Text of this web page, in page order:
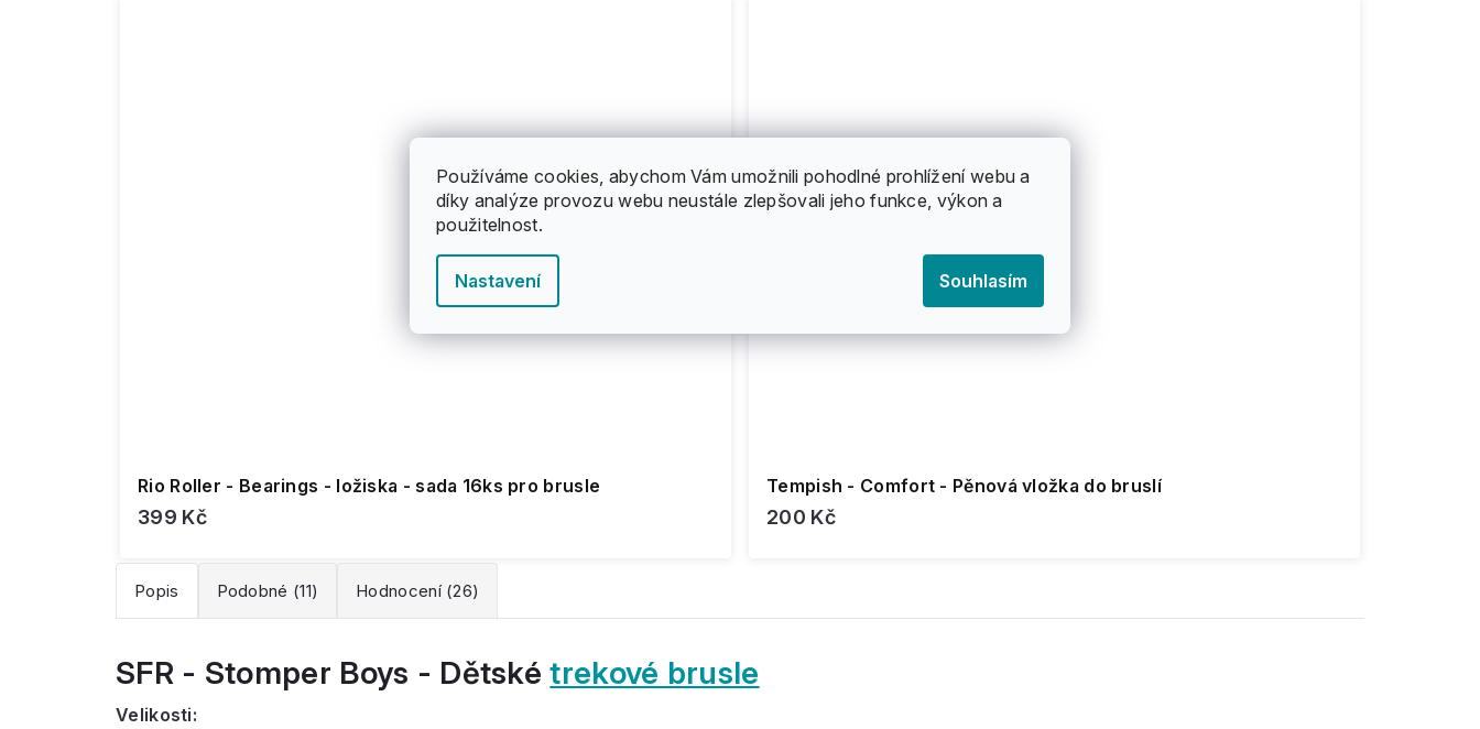
Používáme cookies, abychom Vám umožnili pohodlné prohlížení webu a
díky analýze provozu webu neustále zlepšovali jeho funkce, výkon a
použitelnost.
Nastavení Souhlasím
Rio Roller - Bearings - ložiska - sada 16ks pro brusle
399 Kč
Tempish - Comfort - Pěnová vložka do bruslí
200 Kč
Popis Podobné (11) Hodnocení (26)
SFR - Stomper Boys - Dětskétrekové brusle
Velikosti: